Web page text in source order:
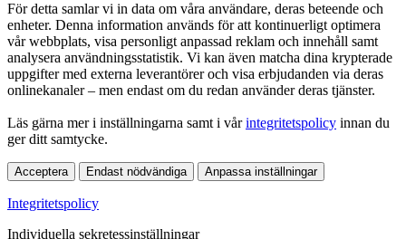
För detta samlar vi in data om våra användare, deras beteende och
enheter. Denna information används för att kontinuerligt optimera
vår webbplats, visa personligt anpassad reklam och innehåll samt
analysera användningsstatistik. Vi kan även matcha dina krypterade
uppgifter med externa leverantörer och visa erbjudanden via deras
onlinekanaler – men endast om du redan använder deras tjänster.
Läs gärna mer i inställningarna samt i vårintegritetspolicy innan du
ger ditt samtycke.
Acceptera Endast nödvändiga Anpassa inställningar
Integritetspolicy
Individuella sekretessinställningar